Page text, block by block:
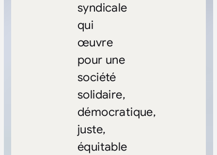
syndicale
qui
œuvre
pour une
société
solidaire,
démocratique,
juste,
équitable